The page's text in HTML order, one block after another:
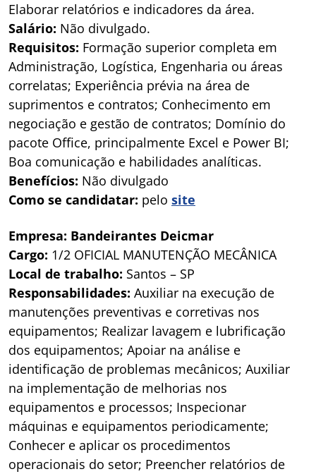
Elaborar relatórios e indicadores da área.
Salário: Não divulgado.
Requisitos: Formação superior completa em
Administração, Logística, Engenharia ou áreas
correlatas; Experiência prévia na área de
suprimentos e contratos; Conhecimento em
negociação e gestão de contratos; Domínio do
pacote Office, principalmente Excel e Power BI;
Boa comunicação e habilidades analíticas.
Benefícios: Não divulgado
Como se candidatar: pelo site
Empresa: Bandeirantes Deicmar
Cargo: 1/2 OFICIAL MANUTENÇÃO MECÂNICA
Local de trabalho: Santos – SP
Responsabilidades: Auxiliar na execução de
manutenções preventivas e corretivas nos
equipamentos; Realizar lavagem e lubrificação
dos equipamentos; Apoiar na análise e
identificação de problemas mecânicos; Auxiliar
na implementação de melhorias nos
equipamentos e processos; Inspecionar
máquinas e equipamentos periodicamente;
Conhecer e aplicar os procedimentos
operacionais do setor; Preencher relatórios de